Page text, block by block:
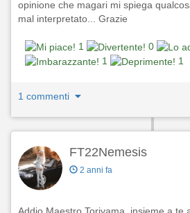
opinione che magari mi spiega
mal interpretato... Grazie
1 0
1
1
1 commenti
FT22Nemesis
2 anni fa